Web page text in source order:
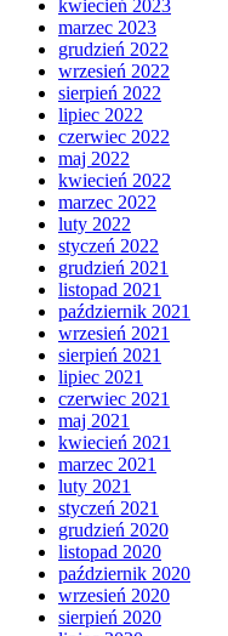
kwiecień 2023
marzec 2023
grudzień 2022
wrzesień 2022
sierpień 2022
lipiec 2022
czerwiec 2022
maj 2022
kwiecień 2022
marzec 2022
luty 2022
styczeń 2022
grudzień 2021
listopad 2021
październik 2021
wrzesień 2021
sierpień 2021
lipiec 2021
czerwiec 2021
maj 2021
kwiecień 2021
marzec 2021
luty 2021
styczeń 2021
grudzień 2020
listopad 2020
październik 2020
wrzesień 2020
sierpień 2020